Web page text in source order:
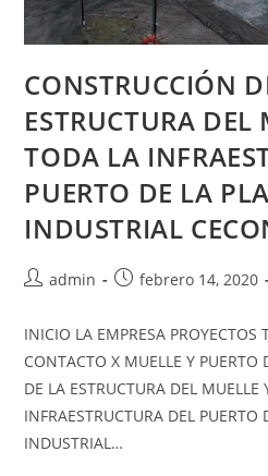
CONSTRUCCIÓN
ESTRUCTURA DEL
TODA LA
PUERTO DE LA
INDUSTRIAL
admin febrero 14, 2020
INICIO LA EMPRESA PROYECTOS
CONTACTO X MUELLE Y PUERTO
DE LA ESTRUCTURA DEL MUELLE
INFRAESTRUCTURA DEL PUERTO
INDUSTRIAL…